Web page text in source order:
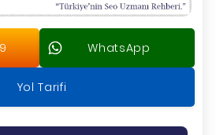
WhatsApp
Yol Tarifi